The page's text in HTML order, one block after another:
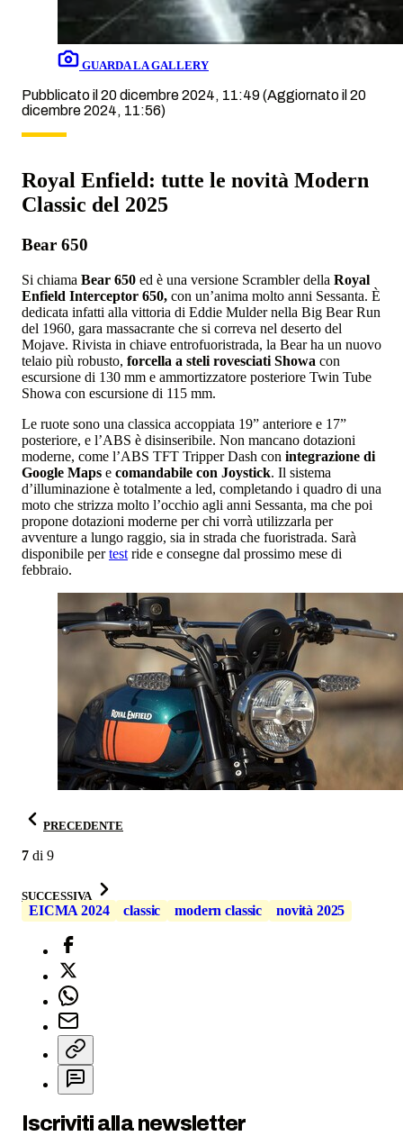
GUARDA LA GALLERY
Pubblicato il 20 dicembre 2024, 11:49(Aggiornato il 20
dicembre 2024, 11:56)
Royal Enfield: tutte le novità Modern
Classic del 2025
Bear 650
Si chiama Bear 650 ed è una versione Scrambler della Royal
Enfield Interceptor 650, con un’anima molto anni Sessanta. È
dedicata infatti alla vittoria di Eddie Mulder nella Big Bear Run
del 1960, gara massacrante che si correva nel deserto del
Mojave. Rivista in chiave entrofuoristrada, la Bear ha un nuovo
telaio più robusto, forcella a steli rovesciati Showa con
escursione di 130 mm e ammortizzatore posteriore Twin Tube
Showa con escursione di 115 mm.
Le ruote sono una classica accoppiata 19” anteriore e 17”
posteriore, e l’ABS è disinseribile. Non mancano dotazioni
moderne, come l’ABS TFT Tripper Dash con integrazione di
Google Maps e comandabile con Joystick. Il sistema
d’illuminazione è totalmente a led, completando i quadro di una
moto che strizza molto l’occhio agli anni Sessanta, ma che poi
propone dotazioni moderne per chi vorrà utilizzarla per
avventure a lungo raggio, sia in strada che fuoristrada. Sarà
disponibile pertest ride e consegne dal prossimo mese di
febbraio.
PRECEDENTE
7 di 9
SUCCESSIVA
EICMA 2024 classic modern classic novità 2025
Iscriviti alla newsletter